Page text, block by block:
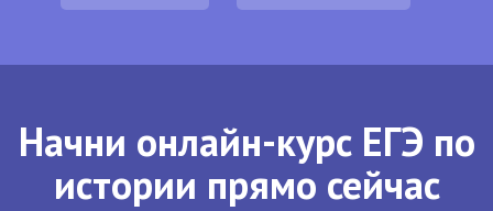
Начни онлайн-курс ЕГЭ по
истории прямо сейчас